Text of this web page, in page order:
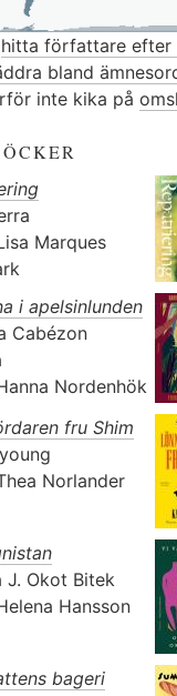
hitta författare efter
bland
inte kika på
Marques
i apelsinlunden
Cabézon
Nordenhök
fru Shim
Norlander
J. Okot Bitek
Hansson
bageri